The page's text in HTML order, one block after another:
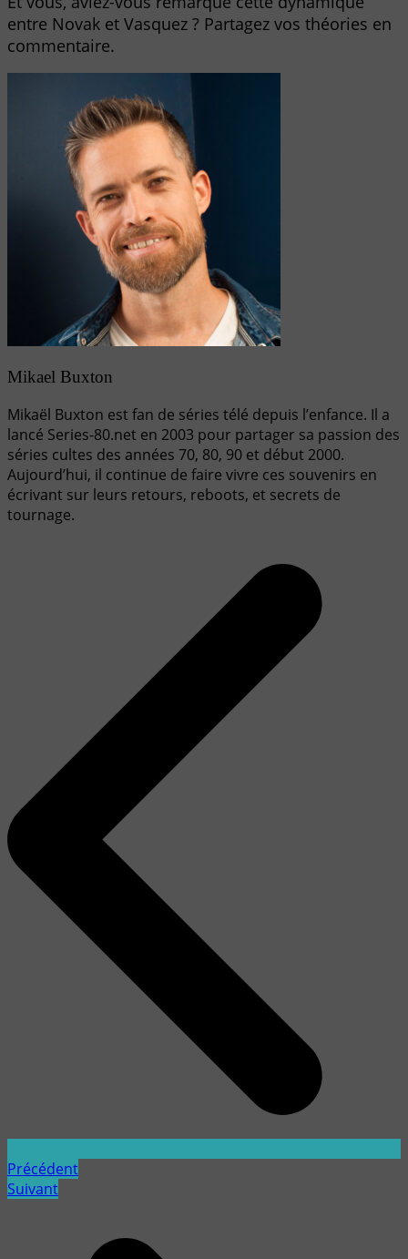
entre Novak et Vasquez ? Partagez vos théories en
commentaire.
Mikael Buxton
Mikaël Buxton est fan de séries télé depuis l’enfance. Il a
lancé Series-80.net en 2003 pour partager sa passion des
séries cultes des années 70, 80, 90 et début 2000.
Aujourd’hui, il continue de faire vivre ces souvenirs en
écrivant sur leurs retours, reboots, et secrets de
tournage.
Précédent
Suivant